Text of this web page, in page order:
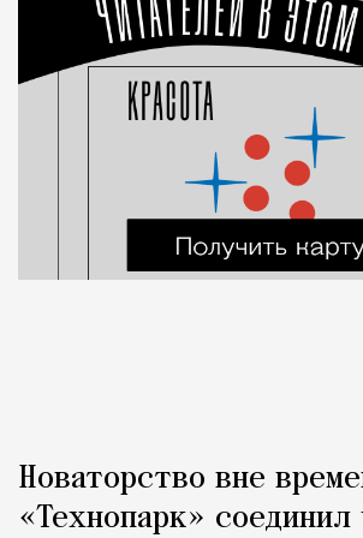
Новаторство вне
«Технопарк» соединил